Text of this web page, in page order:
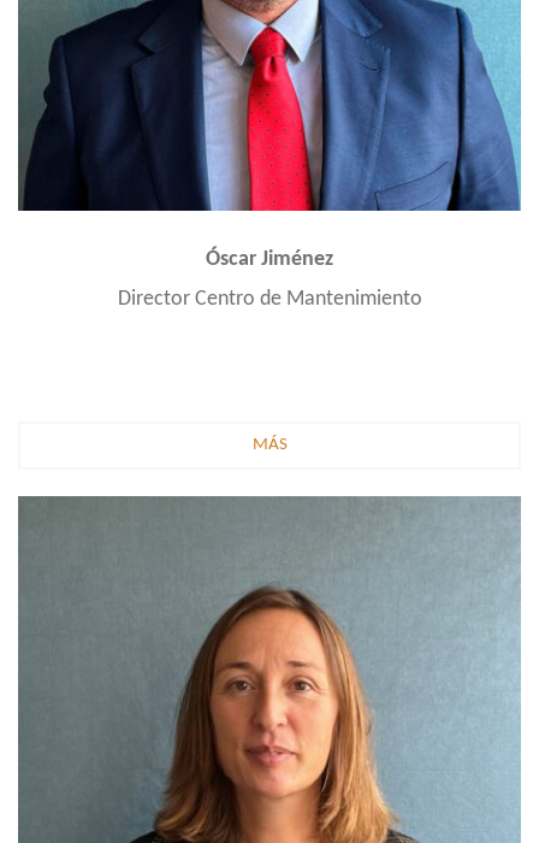
Óscar Jiménez
Director Centro de Mantenimiento
MÁS